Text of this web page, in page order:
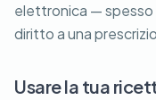
elettronica — spesso
diritto a una
Usare la tua